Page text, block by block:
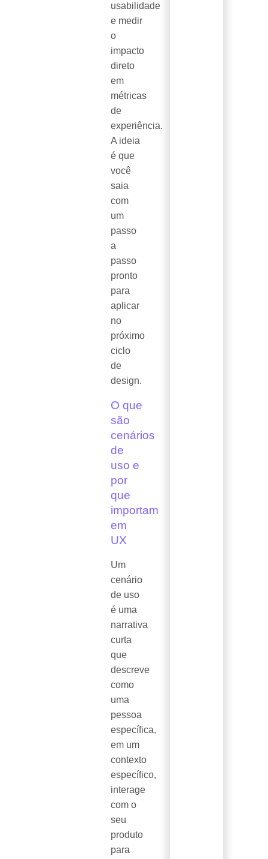
usabilidade
e medir
o
impacto
direto
em
métricas
de
experiência.
A ideia
é que
você
saia
com
um
passo
a
passo
pronto
para
aplicar
no
próximo
ciclo
de
design.
O que
são
cenários
de
uso e
por
que
importam
em
UX
Um
cenário
de uso
é uma
narrativa
curta
que
descreve
como
uma
pessoa
específica,
em um
contexto
específico,
interage
com o
seu
produto
para